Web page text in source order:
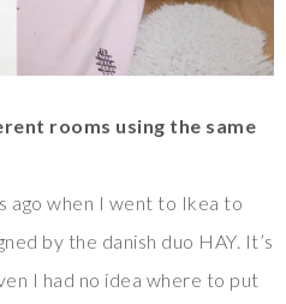
rooms using the same
ago when I went to Ikea to
by the danish duo HAY. It’s
I had no idea where to put